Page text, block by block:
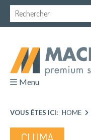
Menu
VOUS ÊTES ICI: HOME